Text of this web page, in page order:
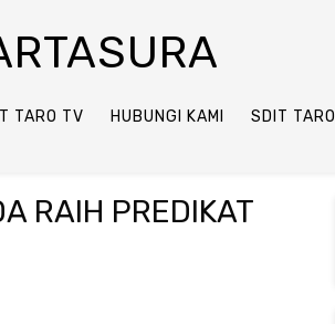
TARO TV HUBUNGI KAMI SDIT TARO
RAIH PREDIKAT